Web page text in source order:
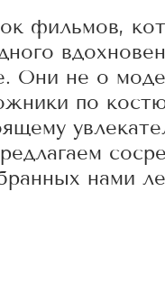
фильмов,
Они не о
по
нами